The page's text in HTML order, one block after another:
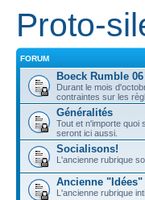
Proto-
FORUM
Boeck Rumble 06
Durant le mois
contraintes sur les
Généralités
Tout et n'importe quoi
seront ici aussi.
Socialisons!
L'ancienne rubrique
Ancienne "Idées"
L'ancienne rubrique